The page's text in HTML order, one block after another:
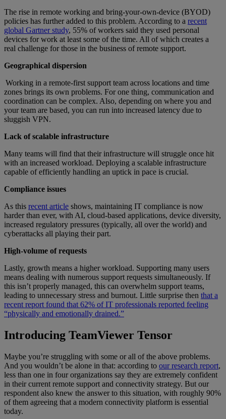
The rise in remote working and bring-your-own-device (BYOD)
policies has further added to this problem. According to a recent
global Gartner study, 55% of workers said they used personal
devices for work at least some of the time. All of which creates a
real challenge for those in the business of remote support.
Geographical dispersion
Working in a remote-first support team across locations and time
zones brings its own problems. For one thing, communication and
coordination can be complex. Also, depending on where you and
your team are based, you can run into increased latency due to
sluggish VPN.
Lack of scalable infrastructure
Many teams will find that their infrastructure will struggle once hit
with an increased workload. Deploying a scalable infrastructure
capable of efficiently handling an uptick in pace is crucial.
Compliance issues
As this recent article shows, maintaining IT compliance is now
harder than ever, with AI, cloud-based applications, device diversity,
increased regulatory pressures (typically, all over the world) and
cyberattacks all playing their part.
High-volume of requests
Lastly, growth means a higher workload. Supporting many users
means dealing with numerous support requests simultaneously. If
this isn’t properly managed, this can overwhelm support teams,
leading to unnecessary stress and burnout. Little surprise then that a
recent report found that 62% of IT professionals reported feeling
“physically and emotionally drained.”
Introducing TeamViewer Tensor
Maybe you’re struggling with some or all of the above problems.
And you wouldn’t be alone in that: according to our research report,
less than one in four organizations say they are extremely confident
in their current remote support and connectivity strategy. But our
respondent also knew the answer to this situation, with roughly 90%
of them agreeing that a modern connectivity platform is essential
today.